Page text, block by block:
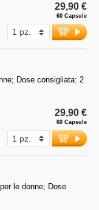
60 Capsule
29,90 €
Dose consigliata: 2
60 Capsule
29,90 €
le donne; Dose